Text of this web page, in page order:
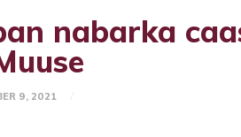
nabarka
9, 2021